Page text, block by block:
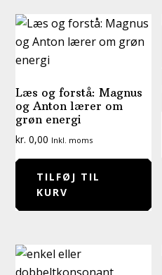
Læs og forstå: Magnus
og Anton lærer om
grøn energi
kr. 0,00 Inkl. moms
TILFØJ TIL
KURV